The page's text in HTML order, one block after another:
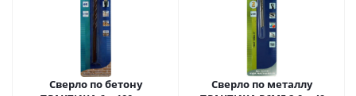
Сверло по бетону
Сверло по металлу